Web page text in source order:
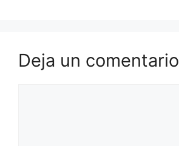
Deja un comentario